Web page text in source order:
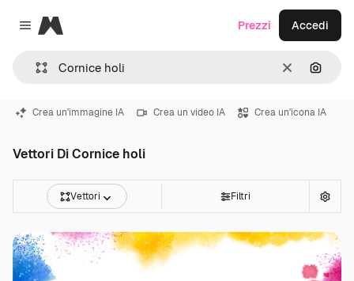
Close menu
Magnific
CancellaCerca
Prezzi Accedi
Crea un'immagine IA Crea un video IA Crea un'icona IA
Vettori Di Cornice holi
Vettori Filtri